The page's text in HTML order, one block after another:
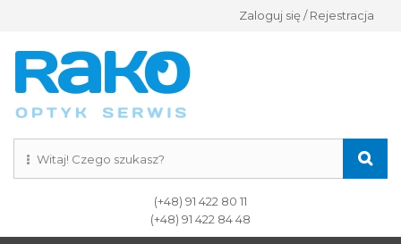
Zaloguj się / Rejestracja
(+48) 91 422 80 11
(+48) 91 422 84 48